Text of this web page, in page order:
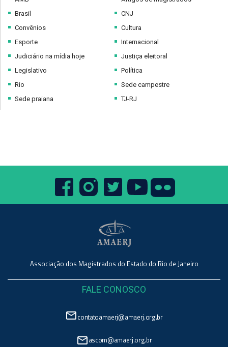
Brasil
Convênios
Esporte
Judiciário na mídia hoje
Legislativo
Rio
Sede praiana
CNJ
Cultura
Internacional
Justiça eleitoral
Política
Sede campestre
TJ-RJ
Associação dos Magistrados do Estado do Rio de Janeiro
FALE CONOSCO
mail_outlinecontatoamaerj@amaerj.org.br
mail_outlineascom@amaerj.org.br